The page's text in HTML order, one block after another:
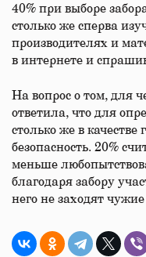
40% при выборе
столько же сперва
производителях и
в интернете и
На вопрос о том, для
ответила, что для
столько же в
безопасность. 20%
меньше
благодаря забору
него не заходят